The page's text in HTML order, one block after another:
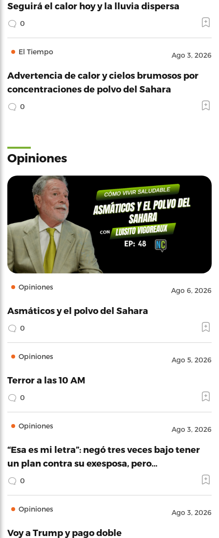
Seguirá el calor hoy y la lluvia dispersa
0
El Tiempo Ago 3, 2026
Advertencia de calor y cielos brumosos por
concentraciones de polvo del Sahara
0
Opiniones
Opiniones Ago 6, 2026
Asmáticos y el polvo del Sahara
0
Opiniones Ago 5, 2026
Terror a las 10 AM
0
Opiniones Ago 3, 2026
“Esa es mi letra”: negó tres veces bajo tener
un plan contra su exesposa, pero…
0
Opiniones Ago 3, 2026
Voy a Trump y pago doble